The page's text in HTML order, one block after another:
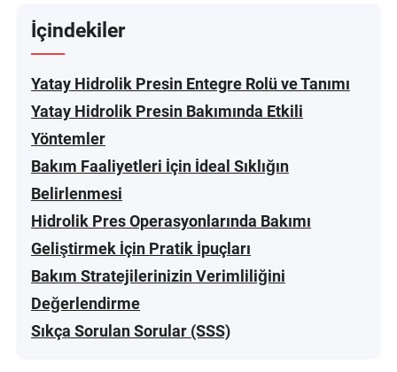
İçindekiler
Yatay Hidrolik Presin Entegre Rolü ve Tanımı
Yatay Hidrolik Presin Bakımında Etkili
Yöntemler
Bakım Faaliyetleri İçin İdeal Sıklığın
Belirlenmesi
Hidrolik Pres Operasyonlarında Bakımı
Geliştirmek İçin Pratik İpuçları
Bakım Stratejilerinizin Verimliliğini
Değerlendirme
Sıkça Sorulan Sorular (SSS)